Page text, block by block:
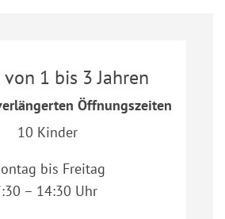
1 bis 3 Jahren
Öffnungszeiten
10 Kinder
bis Freitag
– 14:30 Uhr